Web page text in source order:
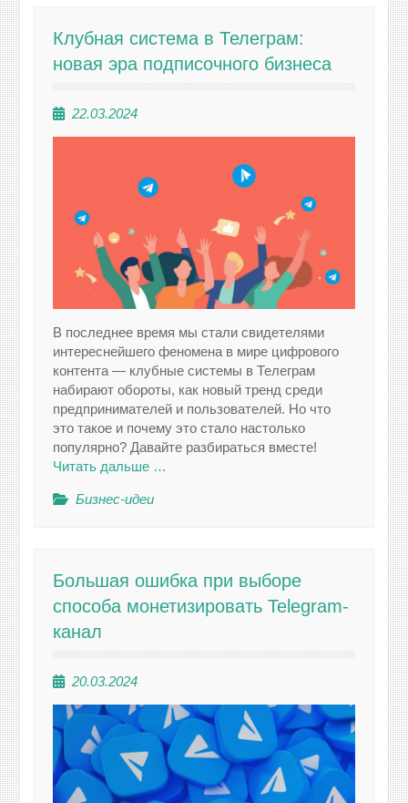
Клубная система в Телеграм:
новая эра подписочного бизнеса
22.03.2024
В последнее время мы стали свидетелями
интереснейшего феномена в мире цифрового
контента — клубные системы в Телеграм
набирают обороты, как новый тренд среди
предпринимателей и пользователей. Но что
это такое и почему это стало настолько
популярно? Давайте разбираться вместе!
Читать дальше …
Бизнес-идеи
Большая ошибка при выборе
способа монетизировать Telegram-
канал
20.03.2024